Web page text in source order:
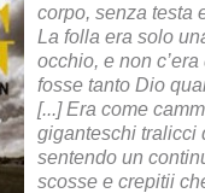
corpo, senza testa
La folla era solo
occhio, e non
fosse tanto Dio
[...] Era come
giganteschi tralicci
sentendo un
scosse e crepitii